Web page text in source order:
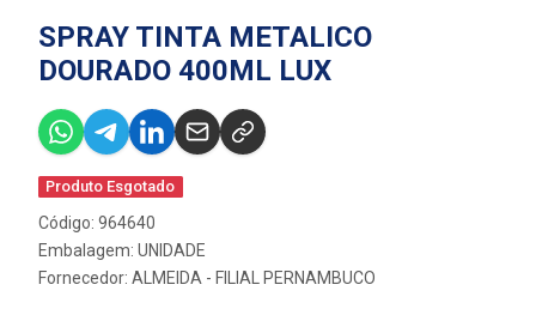
SPRAY TINTA METALICO
DOURADO 400ML LUX
Produto Esgotado
Código: 964640
Embalagem: UNIDADE
Fornecedor: ALMEIDA - FILIAL PERNAMBUCO